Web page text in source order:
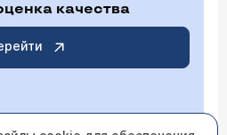
качества